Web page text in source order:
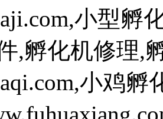
小型孵
,孵化机修理,
小鸡